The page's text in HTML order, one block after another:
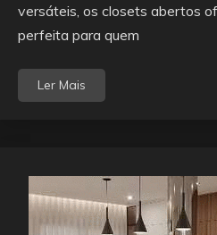
versáteis, os closets abertos
perfeita para quem
Ler Mais